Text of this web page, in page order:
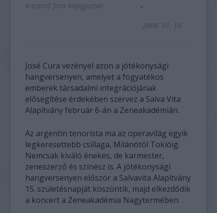
a szerző friss bejegyzései
2008. 01. 16.
José Cura vezényel azon a jótékonysági
hangversenyen, amelyet a fogyatékos
emberek társadalmi integrációjának
elősegítése érdekében szervez a Salva Vita
Alapítvány február 6-án a Zeneakadémián.
Az argentin tenorista ma az operavilág egyik
legkeresettebb csillaga, Milánótól Tokióig.
Nemcsak kiváló énekes, de karmester,
zeneszerző és színész is. A jótékonysági
hangversenyen először a Salvavita Alapítvány
15. születésnapját köszöntik, majd elkezdődik
a koncert a Zeneakadémia Nagytermében.